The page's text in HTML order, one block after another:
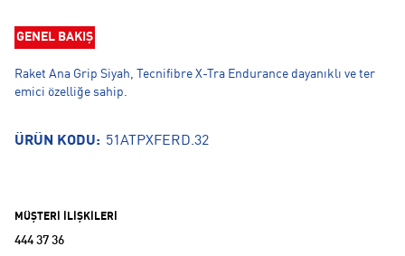
GENEL BAKIŞ
Raket Ana Grip Siyah, Tecnifibre X-Tra Endurance dayanıklı ve ter
emici özelliğe sahip.
ÜRÜN KODU: 51ATPXFERD.32
MÜŞTERİ İLİŞKİLERİ
444 37 36